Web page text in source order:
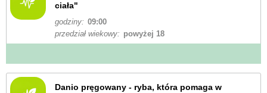
ciała"
godziny: 09:00
przedział wiekowy: powyżej 18
Danio pręgowany - ryba, która pomaga w